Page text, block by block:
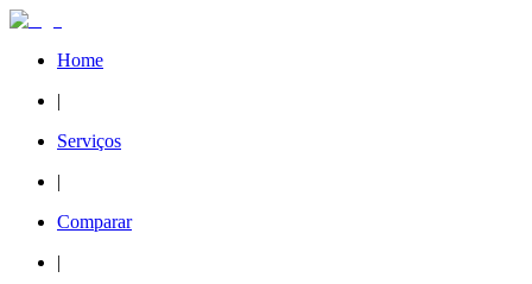
Home
|
Serviços
|
Comparar
|